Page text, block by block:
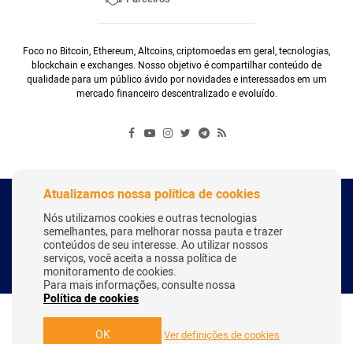
Foco no Bitcoin, Ethereum, Altcoins, criptomoedas em geral, tecnologias,
blockchain e exchanges. Nosso objetivo é compartilhar conteúdo de
qualidade para um público ávido por novidades e interessados em um
mercado financeiro descentralizado e evoluído.
Copyright Webitcoin 2018 - Todos os Direitos Reservados
Desenvolvido por: Herick Correa
Atualizamos nossa política de cookies
Nós utilizamos cookies e outras tecnologias
semelhantes, para melhorar nossa pauta e trazer
conteúdos de seu interesse. Ao utilizar nossos
serviços, você aceita a nossa política de
monitoramento de cookies.
Para mais informações, consulte nossa
Política de cookies
OK Ver definições de cookies